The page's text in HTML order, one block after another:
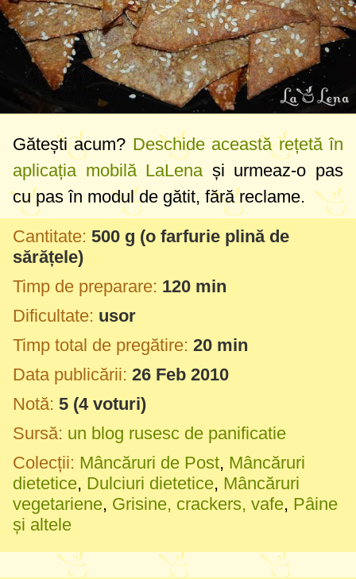
Gătești acum? Deschide această rețetă în
aplicația mobilă LaLenași urmeaz-o pas
cu pas în modul de gătit, fără reclame.
Cantitate: 500 g (o farfurie plină de
sărățele)
Timp de preparare: 120 min
Dificultate: usor
Timp total de pregătire: 20 min
Data publicării: 26 Feb 2010
Notă: 5 (4voturi)
Sursă: un blog rusesc de panificatie
Colecții: Mâncăruri de Post, Mâncăruri
dietetice, Dulciuri dietetice, Mâncăruri
vegetariene, Grisine, crackers, vafe, Pâine
și altele